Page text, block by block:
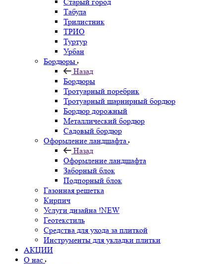
Табула
Трилистник
ТРИО
Туртур
Урбан
Бордюры
Назад
Бордюры
Тротуарный поребрик
Тротуарный шарнирный бордюр
Бордюр дорожный
Металлический бордюр
Садовый бордюр
Оформление ландшафта
Назад
Оформление ландшафта
Заборный блок
Подпорный блок
Газонная решетка
Кирпич
Услуги дизайна !NEW
Геотекстиль
Средства для ухода за плиткой
Инструменты для укладки плитки
АКЦИИ
О нас